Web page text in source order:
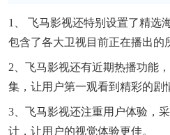
1、 飞马影视还特别设置了精选
包含了各大卫视目前正在播出的
2、飞马影视还有近期热播功能
集，让用户第一观看到精彩的剧
3、飞马影视还注重用户体验，
计，让用户的视觉体验更佳。